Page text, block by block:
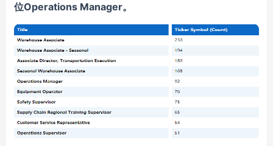
位Operations Manager。